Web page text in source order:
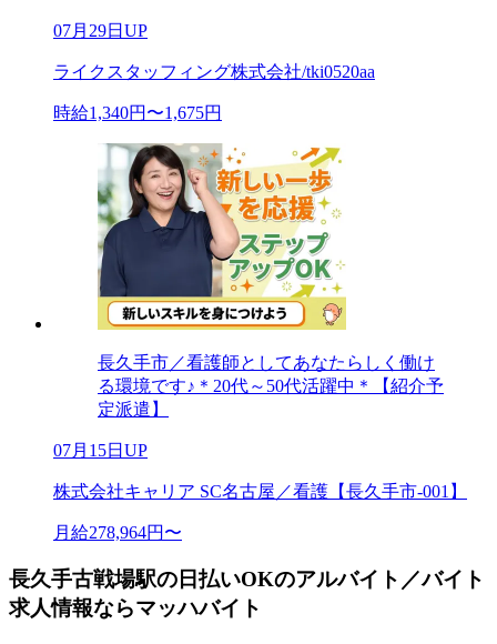
07月29日UP
ライクスタッフィング株式会社/tki0520aa
時給1,340円〜1,675円
長久手市／看護師としてあなたらしく働け
る環境です♪＊20代～50代活躍中＊【紹介予
定派遣】
07月15日UP
株式会社キャリア SC名古屋／看護【長久手市-001】
月給278,964円〜
長久手古戦場駅の日払いOKのアルバイト／バイト
求人情報ならマッハバイト